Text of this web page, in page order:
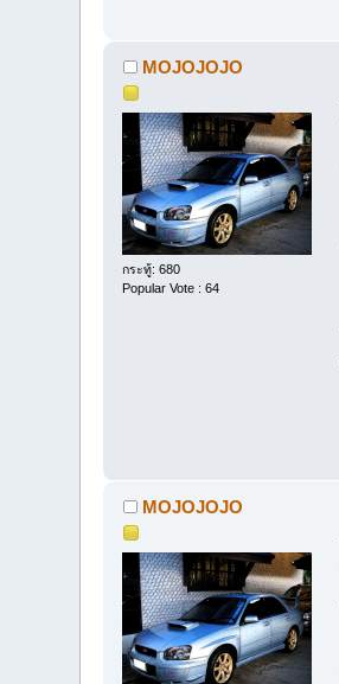
MOJOJOJO
กระทู้: 680
Popular Vote : 64
MOJOJOJO